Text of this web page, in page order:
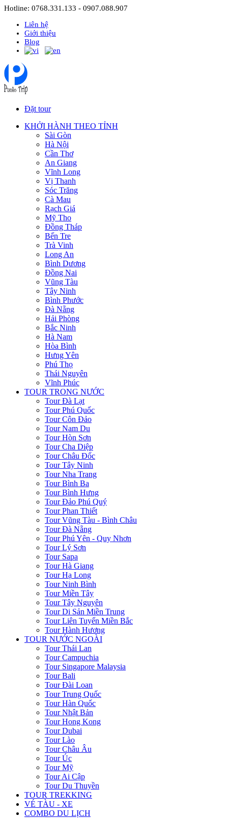
Hotline: 0768.331.133 - 0907.088.907
Liên hệ
Giới thiệu
Blog
Đặt tour
KHỞI HÀNH THEO TỈNH
Sài Gòn
Hà Nội
Cần Thơ
An Giang
Vĩnh Long
Vị Thanh
Sóc Trăng
Cà Mau
Rạch Giá
Mỹ Tho
Đồng Tháp
Bến Tre
Trà Vinh
Long An
Bình Dương
Đồng Nai
Vũng Tàu
Tây Ninh
Bình Phước
Đà Nẵng
Hải Phòng
Bắc Ninh
Hà Nam
Hòa Bình
Hưng Yên
Phú Thọ
Thái Nguyên
Vĩnh Phúc
TOUR TRONG NƯỚC
Tour Đà Lạt
Tour Phú Quốc
Tour Côn Đảo
Tour Nam Du
Tour Hòn Sơn
Tour Cha Diệp
Tour Châu Đốc
Tour Tây Ninh
Tour Nha Trang
Tour Bình Ba
Tour Bình Hưng
Tour Đảo Phú Quý
Tour Phan Thiết
Tour Vũng Tàu - Bình Châu
Tour Đà Nẵng
Tour Phú Yên - Quy Nhơn
Tour Lý Sơn
Tour Sapa
Tour Hà Giang
Tour Hạ Long
Tour Ninh Bình
Tour Miền Tây
Tour Tây Nguyên
Tour Di Sản Miền Trung
Tour Liên Tuyến Miền Bắc
Tour Hành Hương
TOUR NƯỚC NGOÀI
Tour Thái Lan
Tour Campuchia
Tour Singapore Malaysia
Tour Bali
Tour Đài Loan
Tour Trung Quốc
Tour Hàn Quốc
Tour Nhật Bản
Tour Hong Kong
Tour Dubai
Tour Lào
Tour Châu Âu
Tour Úc
Tour Mỹ
Tour Ai Cập
Tour Du Thuyền
TOUR TREKKING
VÉ TÀU - XE
COMBO DU LỊCH